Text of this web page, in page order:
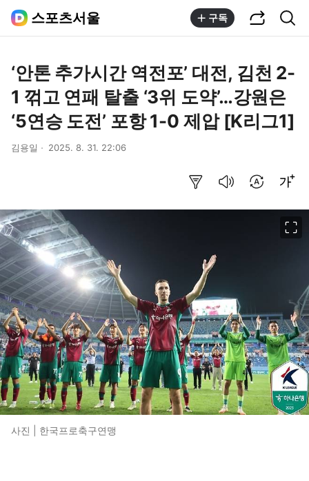
스포츠서울 구독
‘안톤 추가시간 역전포’ 대전, 김천 2-
1 꺾고 연패 탈출 ‘3위 도약’…강원은
‘5연승 도전’ 포항 1-0 제압 [K리그1]
김용일 2025. 8. 31. 22:06
사진 | 한국프로축구연맹